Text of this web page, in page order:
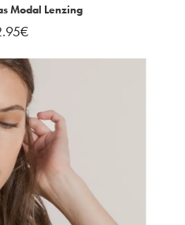
Modal Lenzing
€